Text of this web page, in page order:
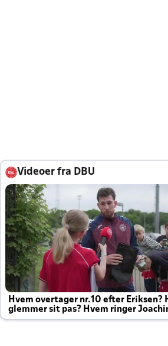
Videoer fra DBU
Hvem overtager nr.10 efter Eriksen?
glemmer sit pas? Hvem ringer
altid til efter kampe?